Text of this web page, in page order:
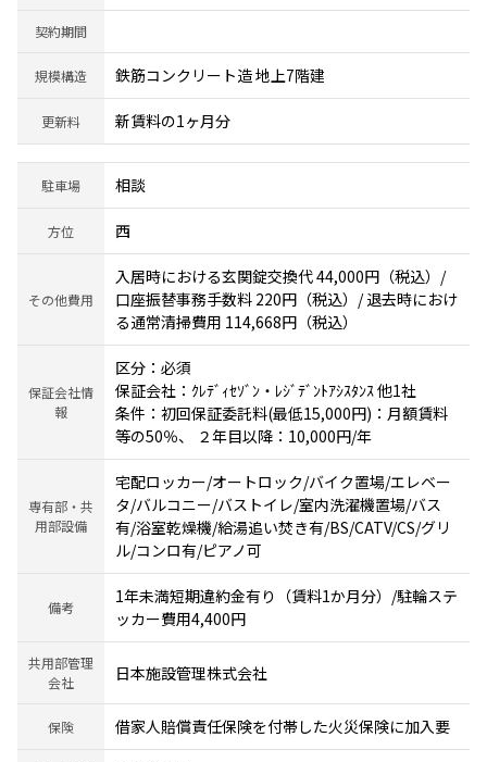
契約期間
規模構造 鉄筋コンクリート造 地上7階建
更新料 新賃料の1ヶ月分
駐車場 相談
方位 西
その他費用
入居時における玄関錠交換代 44,000円（税込）/
口座振替事務手数料 220円（税込）/ 退去時におけ
る通常清掃費用 114,668円（税込）
保証会社情
報
区分：必須
保証会社：ｸﾚﾃﾞｨｾｿﾞﾝ・ﾚｼﾞﾃﾞﾝﾄｱｼｽﾀﾝｽ 他1社
条件：初回保証委託料(最低15,000円)：月額賃料
等の50％、 ２年目以降：10,000円/年
専有部・共
用部設備
宅配ロッカー/オートロック/バイク置場/エレベー
タ/バルコニー/バストイレ/室内洗濯機置場/バス
有/浴室乾燥機/給湯追い焚き有/BS/CATV/CS/グリ
ル/コンロ有/ピアノ可
備考
1年未満短期違約金有り（賃料1か月分）/駐輪ステ
ッカー費用4,400円
共用部管理
会社
日本施設管理株式会社
保険 借家人賠償責任保険を付帯した火災保険に加入要